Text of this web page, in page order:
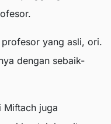
yang asli, ori.
dengan sebaik-
Miftach juga